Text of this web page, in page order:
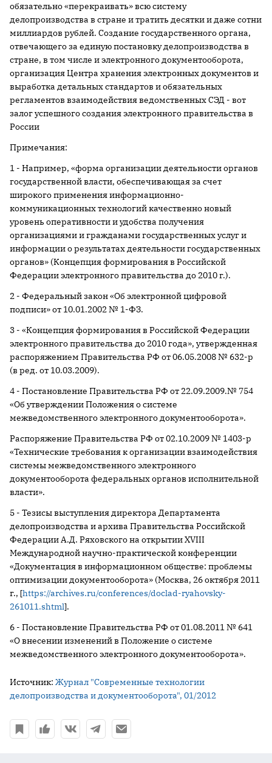
обязательно «перекраивать» всю систему
делопроизводства в стране и тратить десятки и даже сотни
миллиардов рублей. Создание государственного органа,
отвечающего за единую постановку делопроизводства в
стране, в том числе и электронного документооборота,
организация Центра хранения электронных документов и
выработка детальных стандартов и обязательных
регламентов взаимодействия ведомственных СЭД - вот
залог успешного создания электронного правительства в
России
Примечания:
1 - Например, «форма организации деятельности органов
государственной власти, обеспечивающая за счет
широкого применения информационно-
коммуникационных технологий качественно новый
уровень оперативности и удобства получения
организациями и гражданами государственных услуг и
информации о результатах деятельности государственных
органов» (Концепция формирования в Российской
Федерации электронного правительства до 2010 г.).
2 - Федеральный закон «Об электронной цифровой
подписи» от 10.01.2002 № 1-ФЗ.
3 - «Концепция формирования в Российской Федерации
электронного правительства до 2010 года», утвержденная
распоряжением Правительства РФ от 06.05.2008 № 632-р
(в ред. от 10.03.2009).
4 - Постановление Правительства РФ от 22.09.2009.№ 754
«Об утверждении Положения о системе
межведомственного электронного документооборота».
Распоряжение Правительства РФ от 02.10.2009 № 1403-р
«Технические требования к организации взаимодействия
системы межведомственного электронного
документооборота федеральных органов исполнительной
власти».
5 - Тезисы выступления директора Департамента
делопроизводства и архива Правительства Российской
Федерации А.Д. Ряховского на открытии XVIII
Международной научно-практической конференции
«Документация в информационном обществе: проблемы
оптимизации документооборота» (Москва, 26 октября 2011
г., [https://archives.ru/conferences/doclad-ryahovsky-
261011.shtml].
6 - Постановление Правительства РФ от 01.08.2011 № 641
«О внесении изменений в Положение о системе
межведомственного электронного документооборота».
Источник: Журнал "Современные технологии
делопроизводства и документооборота", 01/2012